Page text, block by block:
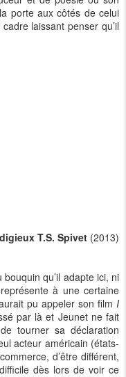
porte aux côtés de celui
laissant penser qu’il
T.S. Spivet(2013)
bouquin qu’il adapte ici, ni
à une certaine
pu appeler son film I
par là et Jeunet ne fait
tourner sa déclaration
acteur américain (états-
d’être différent,
dès lors de voir ce